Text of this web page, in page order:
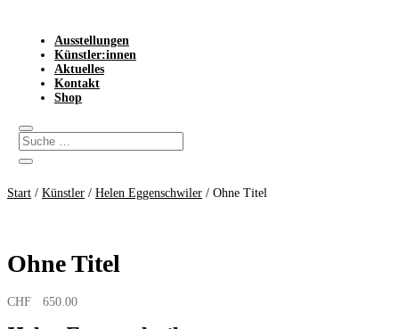
Ausstellungen
Künstler:innen
Aktuelles
Kontakt
Shop
Start / Künstler / Helen Eggenschwiler / Ohne Titel
Ohne Titel
CHF 650.00